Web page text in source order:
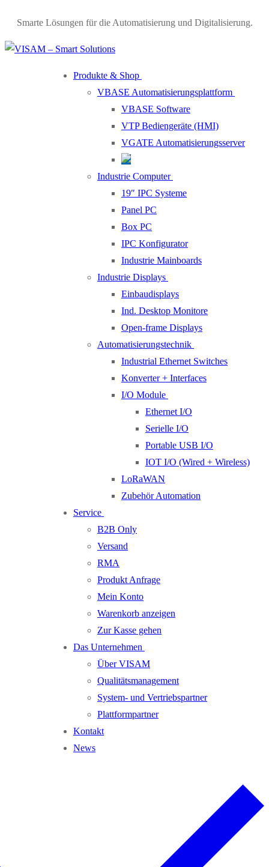
Smarte Lösungen für die Automatisierung und Digitalisierung.
Produkte & Shop
VBASE Automatisierungsplattform
VBASE Software
VTP Bediengeräte (HMI)
VGATE Automatisierungsserver
Industrie Computer
19″ IPC Systeme
Panel PC
Box PC
IPC Konfigurator
Industrie Mainboards
Industrie Displays
Einbaudisplays
Ind. Desktop Monitore
Open-frame Displays
Automatisierungstechnik
Industrial Ethernet Switches
Konverter + Interfaces
I/O Module
Ethernet I/O
Serielle I/O
Portable USB I/O
IOT I/O (Wired + Wireless)
LoRaWAN
Zubehör Automation
Service
B2B Only
Versand
RMA
Produkt Anfrage
Mein Konto
Warenkorb anzeigen
Zur Kasse gehen
Das Unternehmen
Über VISAM
Qualitätsmanagement
System- und Vertriebspartner
Plattformpartner
Kontakt
News